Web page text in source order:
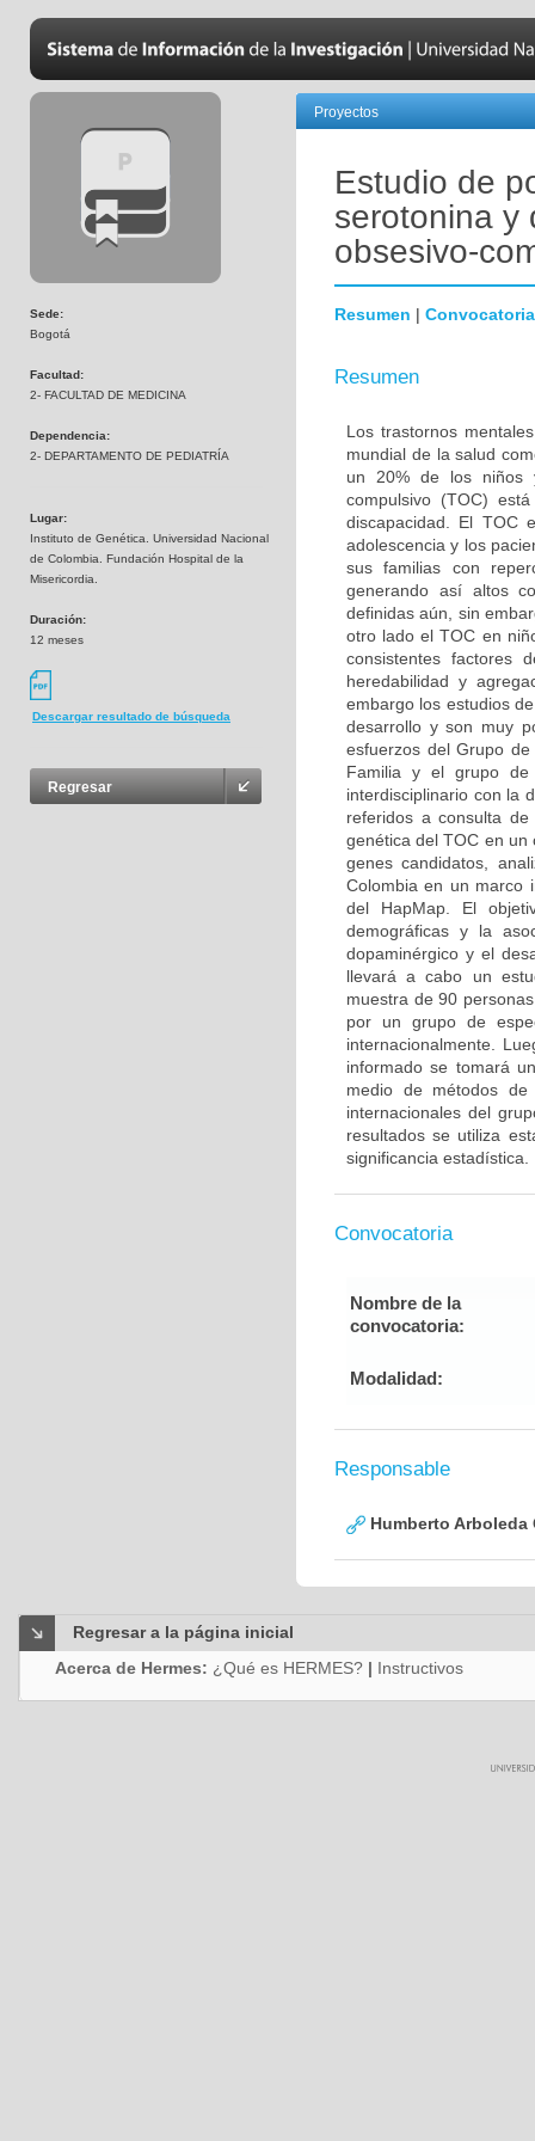
Sede:
Bogotá
Facultad:
2- FACULTAD DE MEDICINA
Dependencia:
2- DEPARTAMENTO DE PEDIATRÍA
Lugar:
Instituto de Genética. Universidad Nacional
de Colombia. Fundación Hospital de la
Misericordia.
Duración:
12 meses
Descargar resultado de búsqueda
Regresar
Proyectos
Estudio de
serotonina y
obsesivo-
Resumen | Convocatoria
Resumen
Los trastornos
mundial de la salud
un 20% de los niños
compulsivo (TOC)
discapacidad. El TOC
adolescencia y los
sus familias con
generando así altos
definidas aún, sin
otro lado el TOC en
consistentes factores
heredabilidad y
embargo los estudios
desarrollo y son muy
esfuerzos del Grupo
Familia y el grupo de
interdisciplinario con la
referidos a consulta
genética del TOC en un
genes candidatos,
Colombia en un marco
del HapMap. El
demográficas y la
dopaminérgico y el
llevará a cabo un
muestra de 90
por un grupo de
internacionalmente.
informado se tomará
medio de métodos de
internacionales del
resultados se utiliza
significancia estadística.
Convocatoria
Nombre de la
convocatoria:
Modalidad:
Responsable
Humberto Arboleda
Regresar a la página inicial
Acerca de Hermes: ¿Qué es HERMES? | Instructivos